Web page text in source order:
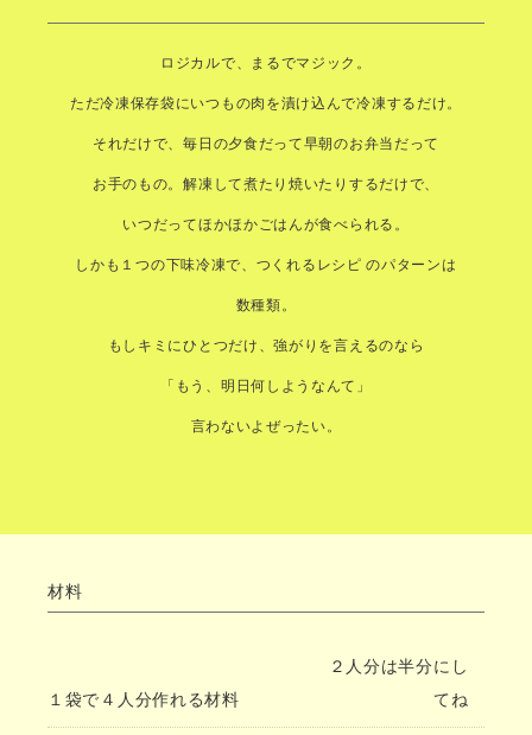
ロジカルで、まるでマジック。
ただ冷凍保存袋にいつもの肉を漬け込んで冷凍するだけ。
それだけで、毎日の夕食だって早朝のお弁当だって
お手のもの。解凍して煮たり焼いたりするだけで、
いつだってほかほかごはんが食べられる。
しかも１つの下味冷凍で、つくれるレシピ のパターンは
数種類。
もしキミにひとつだけ、強がりを言えるのなら
「もう、明日何しようなんて」
言わないよぜったい。
材料
１袋で４人分作れる材料
２人分は半分にし
てね